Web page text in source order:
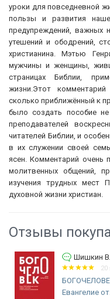
уроки для повседневной
пользы и развития
предупреждений, важных
утешений и ободрений,
христианина. Мэтью
мужчины и женщины,
страницах Библии,
жизни.Этот
сколько приближённый к
было создать пособие
преподавателей
читателей Библии, и
в их служении своей
ясен. Комментарий очень
молитвенных общений,
изучения трудных мест
духовной жизни христиан.
Отзывы
Шишкин
20
Евангелие от...